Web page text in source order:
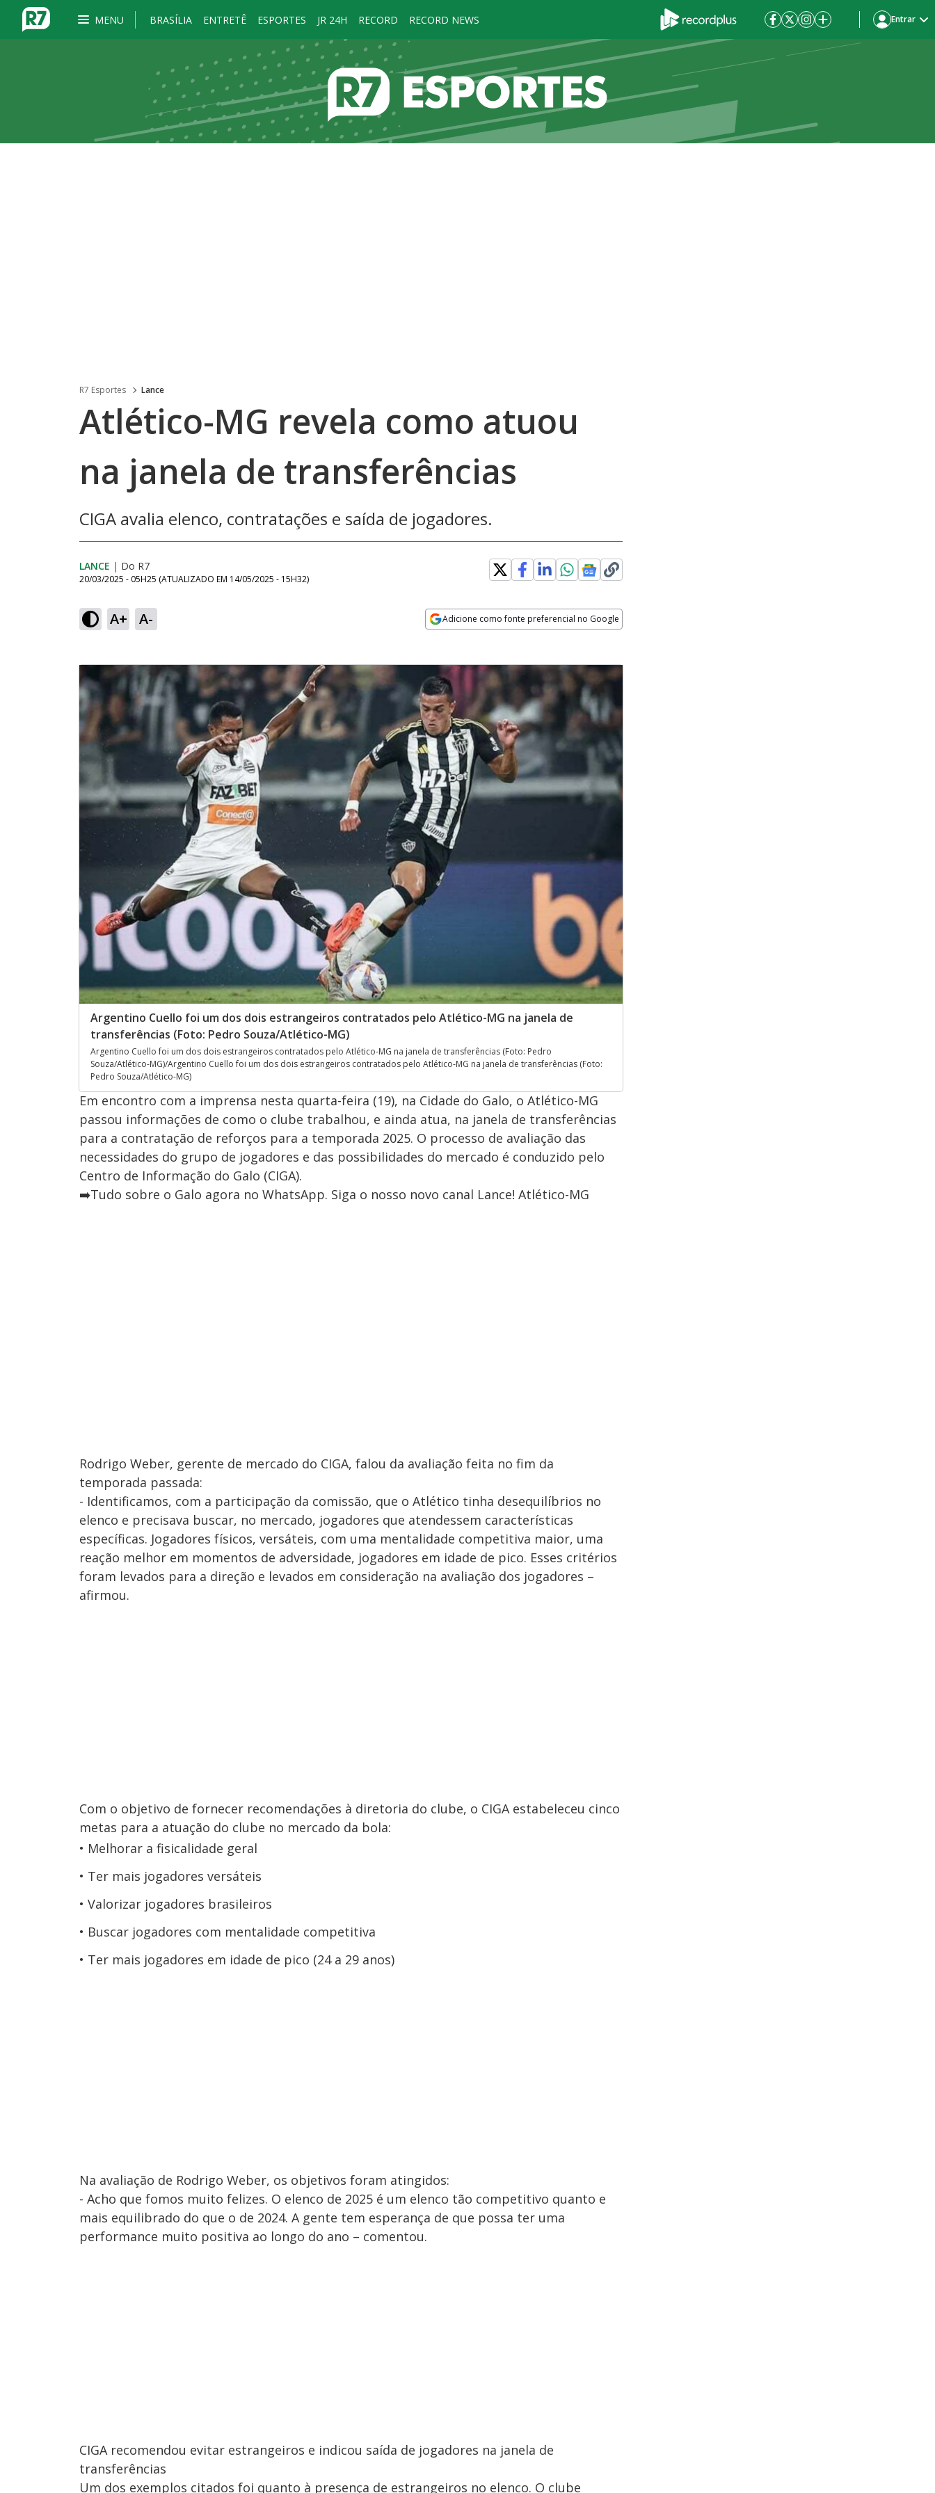
MENU BRASÍLIA ENTRETÊ ESPORTES JR 24H RECORD RECORD NEWS Entrar
R7 Esportes Lance
Atlético-MG revela como atuou
na janela de transferências
CIGA avalia elenco, contratações e saída de jogadores.
LANCE | Do R7
20/03/2025 - 05H25 (ATUALIZADO EM 14/05/2025 - 15H32)
A+ A- Adicione como fonte preferencial no Google
Argentino Cuello foi um dos dois estrangeiros contratados pelo Atlético-MG na janela de
transferências (Foto: Pedro Souza/Atlético-MG)
Argentino Cuello foi um dos dois estrangeiros contratados pelo Atlético-MG na janela de transferências (Foto: Pedro
Souza/Atlético-MG)/Argentino Cuello foi um dos dois estrangeiros contratados pelo Atlético-MG na janela de transferências (Foto:
Pedro Souza/Atlético-MG)
Em encontro com a imprensa nesta quarta-feira (19), na Cidade do Galo, o Atlético-MG
passou informações de como o clube trabalhou, e ainda atua, na janela de transferências
para a contratação de reforços para a temporada 2025. O processo de avaliação das
necessidades do grupo de jogadores e das possibilidades do mercado é conduzido pelo
Centro de Informação do Galo (CIGA).
➡️Tudo sobre o Galo agora no WhatsApp. Siga o nosso novo canal Lance! Atlético-MG
Rodrigo Weber, gerente de mercado do CIGA, falou da avaliação feita no fim da
temporada passada:
- Identificamos, com a participação da comissão, que o Atlético tinha desequilíbrios no
elenco e precisava buscar, no mercado, jogadores que atendessem características
específicas. Jogadores físicos, versáteis, com uma mentalidade competitiva maior, uma
reação melhor em momentos de adversidade, jogadores em idade de pico. Esses critérios
foram levados para a direção e levados em consideração na avaliação dos jogadores –
afirmou.
Com o objetivo de fornecer recomendações à diretoria do clube, o CIGA estabeleceu cinco
metas para a atuação do clube no mercado da bola:
Melhorar a fisicalidade geral
Ter mais jogadores versáteis
Valorizar jogadores brasileiros
Buscar jogadores com mentalidade competitiva
Ter mais jogadores em idade de pico (24 a 29 anos)
Na avaliação de Rodrigo Weber, os objetivos foram atingidos:
- Acho que fomos muito felizes. O elenco de 2025 é um elenco tão competitivo quanto e
mais equilibrado do que o de 2024. A gente tem esperança de que possa ter uma
performance muito positiva ao longo do ano – comentou.
CIGA recomendou evitar estrangeiros e indicou saída de jogadores na janela de
transferências
Um dos exemplos citados foi quanto à presença de estrangeiros no elenco. O clube